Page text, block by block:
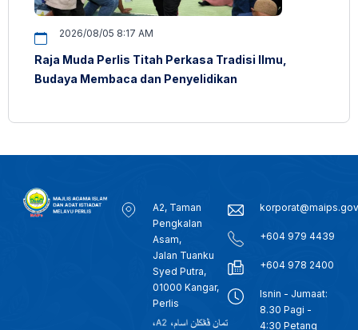
2026/08/05 8:17 AM
Raja Muda Perlis Titah Perkasa Tradisi Ilmu,
Budaya Membaca dan Penyelidikan
A2, Taman
Pengkalan
Asam,
Jalan Tuanku
Syed Putra,
01000 Kangar,
Perlis
+604 979 4439
+604 978 2400
Isnin - Jumaat:
8.30 Pagi -
4:30 Petang